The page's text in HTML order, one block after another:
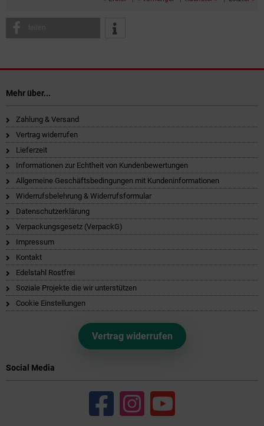
teilen
Mehr über...
Zahlung & Versand
Vertrag widerrufen
Lieferzeit
Informationen zur Echtheit von Kundenbewertungen
Allgemeine Geschäftsbedingungen mit Kundeninformationen
Widerrufsbelehrung & Widerrufsformular
Datenschutzerklärung
Verpackungsgesetz (VerpackG)
Impressum
Kontakt
Edelstahl Rostfrei
Soziale Projekte die wir unterstützen
Cookie Einstellungen
Vertrag widerrufen
Social Media